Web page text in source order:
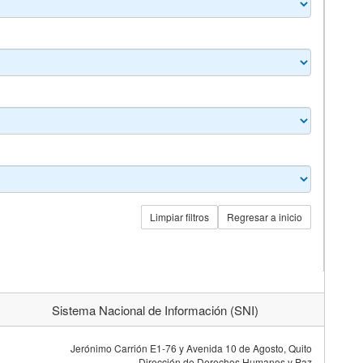
Regresar a inicio
Limpiar filtros
Sistema Nacional de Información (SNI)
Jerónimo Carrión E1-76 y Avenida 10 de Agosto, Quito